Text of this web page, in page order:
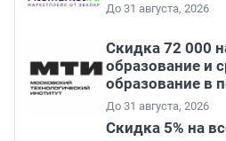
До 31 августа, 2026
Скидка 72 000
образование и
образование в
До 31 августа, 2026
Скидка 5% на